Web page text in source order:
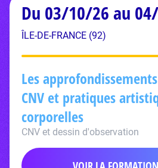
Du 03/10/26 au
ÎLE-DE-FRANCE (92)
Les
CNV et pratiques
corporelles
CNV et dessin d'observation